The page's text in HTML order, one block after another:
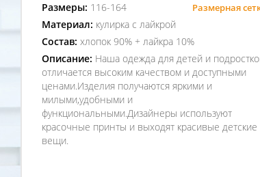
Размеры: 116-164 Размерная
Материал: кулирка с лайкрой
Состав: хлопок 90% + лайкра 10%
Описание: Наша одежда для детей и
отличается высоким качеством и доступными
ценами.Изделия получаются яркими и
милыми,удобными и
функциональными.Дизайнеры используют
красочные принты и выходят красивые детские
вещи.